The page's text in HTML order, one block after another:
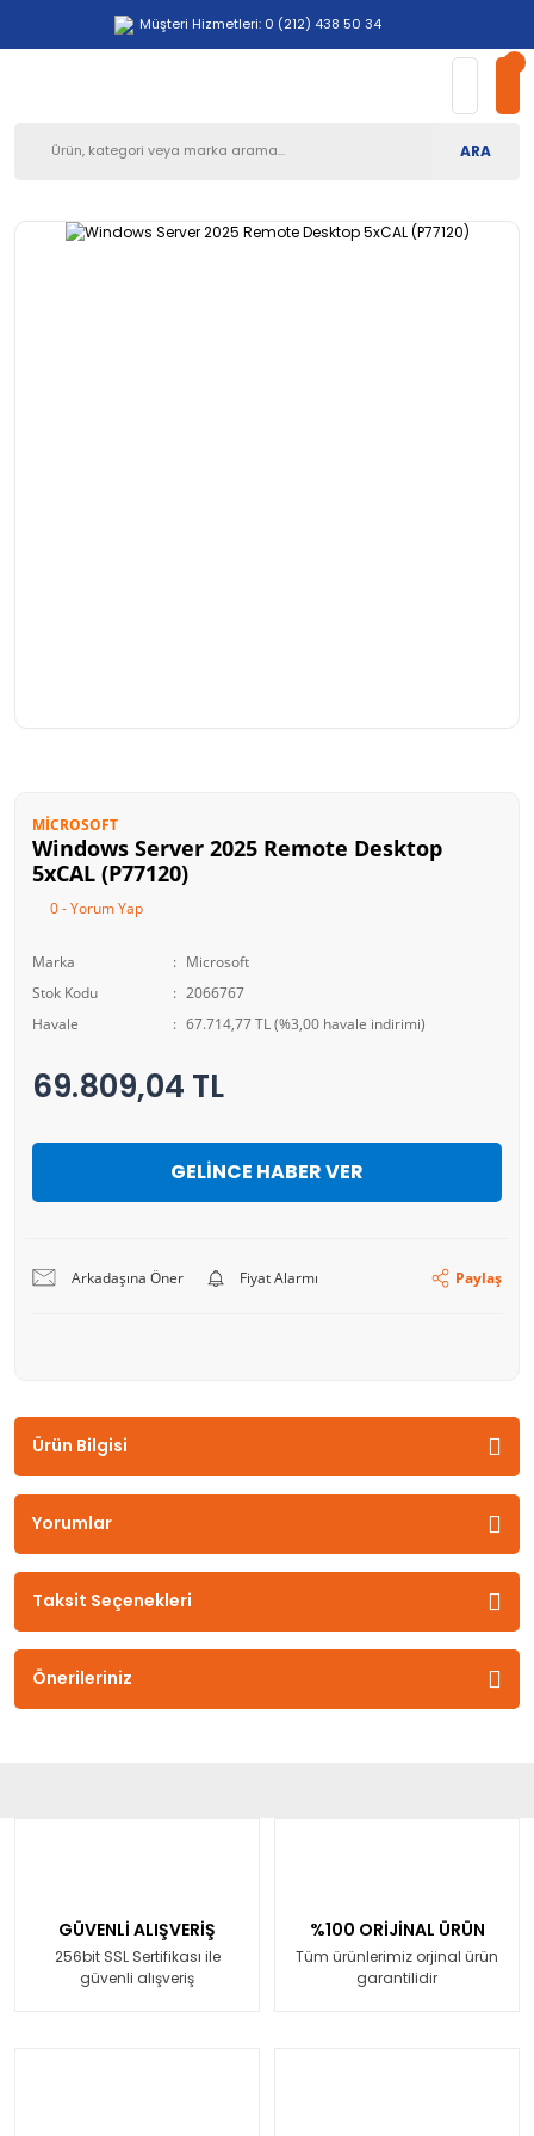
Müşteri Hizmetleri: 0 (212) 438 50 34
ARA
MICROSOFT
Windows Server 2025 Remote Desktop
5xCAL (P77120)
0 - Yorum Yap
Marka
Microsoft
Stok Kodu
2066767
Havale
67.714,77 TL (%3,00 havale indirimi)
69.809,04 TL
GELİNCE HABER VER
Arkadaşına Öner Fiyat Alarmı Paylaş
Ürün Bilgisi
Yorumlar
Taksit Seçenekleri
Önerileriniz
GÜVENLİ ALIŞVERİŞ
256bit SSL Sertifikası ile
güvenli alışveriş
%100 ORİJİNAL ÜRÜN
Tüm ürünlerimiz orjinal ürün
garantilidir